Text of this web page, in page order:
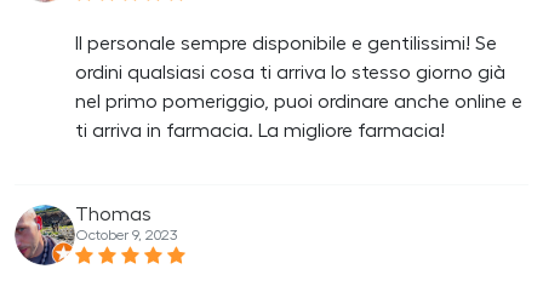
Il personale sempre disponibile e gentilissimi! Se
ordini qualsiasi cosa ti arriva lo stesso giorno già
nel primo pomeriggio, puoi ordinare anche online e
ti arriva in farmacia. La migliore farmacia!
Thomas
October 9, 2023